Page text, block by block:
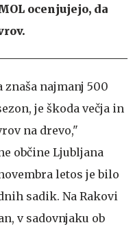
ocenjujejo, da
znaša najmanj 500
je škoda večja in
na drevo,"
občine Ljubljana
letos je bilo
sadik. Na Rakovi
v sadovnjaku ob